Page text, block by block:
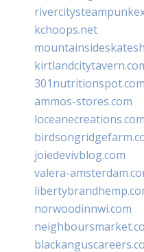
kchoops.net
301nutritionspot.com
ammos-stores.com
loceanecreations.com
joiedevivblog.com
valera-
norwoodinnwi.com